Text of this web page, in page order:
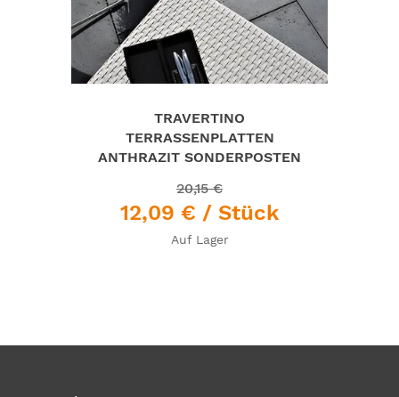
TRAVERTINO
TERRASSENPLATTEN
ANTHRAZIT SONDERPOSTEN
20,15 €
12,09 € / Stück
Auf Lager